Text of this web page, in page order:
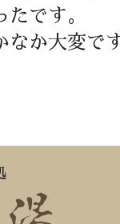
です。
なか大変で